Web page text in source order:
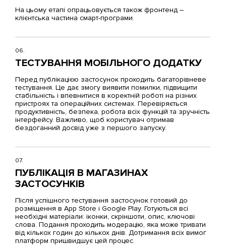
На цьому етапі опрацьовується також фронтенд –
клієнтська частина смарт-програми.
06.
ТЕСТУВАННЯ МОБІЛЬНОГО ДОДАТКУ
Перед публікацією застосунок проходить багаторівневе
тестування. Це дає змогу виявити помилки, підвищити
стабільність і впевнитися в коректній роботі на різних
пристроях та операційних системах. Перевіряється
продуктивність, безпека, робота всіх функцій та зручність
інтерфейсу. Важливо, щоб користувач отримав
бездоганний досвід уже з першого запуску.
07.
ПУБЛІКАЦІЯ В МАГАЗИНАХ
ЗАСТОСУНКІВ
Після успішного тестування застосунок готовий до
розміщення в App Store і Google Play. Готуються всі
необхідні матеріали: іконки, скріншоти, опис, ключові
слова. Подання проходить модерацію, яка може тривати
від кількох годин до кількох днів. Дотримання всіх вимог
платформ пришвидшує цей процес.